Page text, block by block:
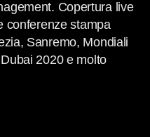
Copertura live
conferenze stampa
Sanremo, Mondiali
2020 e molto